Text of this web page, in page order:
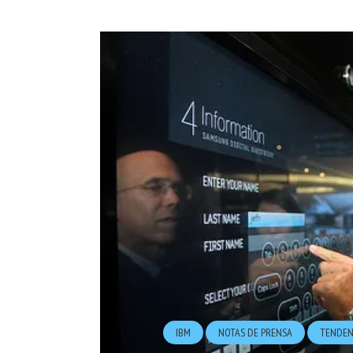
IBM NOTAS DE PRENSA